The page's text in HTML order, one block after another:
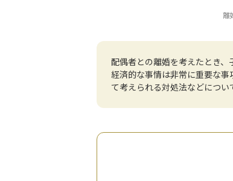
離
配偶者との離婚を考えたとき
経済的な事情は非常に重要な
て考えられる対処法などについ